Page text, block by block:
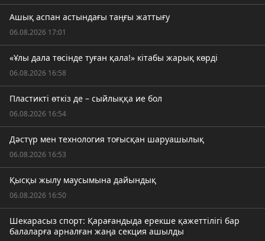
Ашық аспан астындағы таңғы жаттығу
06.08.2026 17:01
«Ұлы дала төсінде туған қала!» кітабы жарық көрді
06.08.2026 16:58
Пластикті өткіз де – сыйлыққа ие бол
06.08.2026 16:54
Дәстүр мен технология тоғысқан шаруашылық
06.08.2026 16:53
Қысқы жылу маусымына дайындық
06.08.2026 16:50
Шекарасыз спорт: Қарағандыда ерекше қажеттілігі бар
балаларға арналған жаңа секция ашылды